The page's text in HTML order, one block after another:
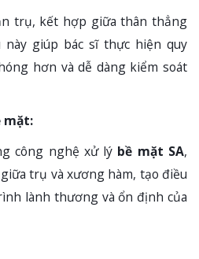
trụ, kết hợp giữa thân thẳng
giúp bác sĩ thực hiện quy
hơn và dễ dàng kiểm soát
mặt:
công nghệ xử lý bề mặt SA,
trụ và xương hàm, tạo điều
lành thương và ổn định của